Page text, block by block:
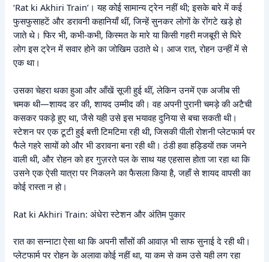
‘Rat ki Akhiri Train’। यह कोई सामान्य ट्रेन नहीं थी; इसके बारे में कई
फुसफुसाहटें और डरावनी कहानियाँ थीं, जिन्हें सुनकर लोगों के रोंगटे खड़े हो
जाते थे। फिर भी, कभी-कभी, किस्मत के मारे या किसी गहरी मजबूरी से घिरे
लोग इस ट्रेन में सवार होने का जोखिम उठाते थे। आज रात, रोहन उन्हीं में से
एक था।
उसका चेहरा थका हुआ और आँखें सूजी हुई थीं, लेकिन उनमें एक अजीब सी
चमक थी—शायद डर की, शायद उम्मीद की। वह अपनी पुरानी चमड़े की अटैची
कसकर पकड़े हुए था, जैसे यही उसे इस भयावह दुनिया से बचा सकती थी।
स्टेशन पर एक टूटी हुई बत्ती टिमटिमा रही थी, जिसकी पीली रोशनी प्लेटफार्म पर
फैले गहरे सायों को और भी डरावना बना रही थी। ठंडी हवा हड्डियों तक जमने
वाली थी, और रोहन को हर गुज़रते पल के साथ यह एहसास होता जा रहा था कि
उसने एक ऐसी यात्रा पर निकलने का फैसला किया है, जहाँ से शायद वापसी का
कोई रास्ता न हो।
Rat ki Akhiri Train: अंधेरा स्टेशन और अंतिम पुकार
रात का सन्नाटा ऐसा था कि अपनी साँसों की आवाज़ भी साफ सुनाई दे रही थी।
प्लेटफार्म पर रोहन के अलावा कोई नहीं था, या कम से कम उसे यही लग रहा